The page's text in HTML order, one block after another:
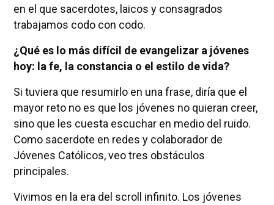
en el que sacerdotes, laicos y consagrados
trabajamos codo con codo.
¿Qué es lo más difícil de evangelizar a jóvenes
hoy: la fe, la constancia o el estilo de vida?
Si tuviera que resumirlo en una frase, diría que el
mayor reto no es que los jóvenes no quieran creer,
sino que les cuesta escuchar en medio del ruido.
Como sacerdote en redes y colaborador de
Jóvenes Católicos, veo tres obstáculos
principales.
Vivimos en la era del scroll infinito. Los jóvenes